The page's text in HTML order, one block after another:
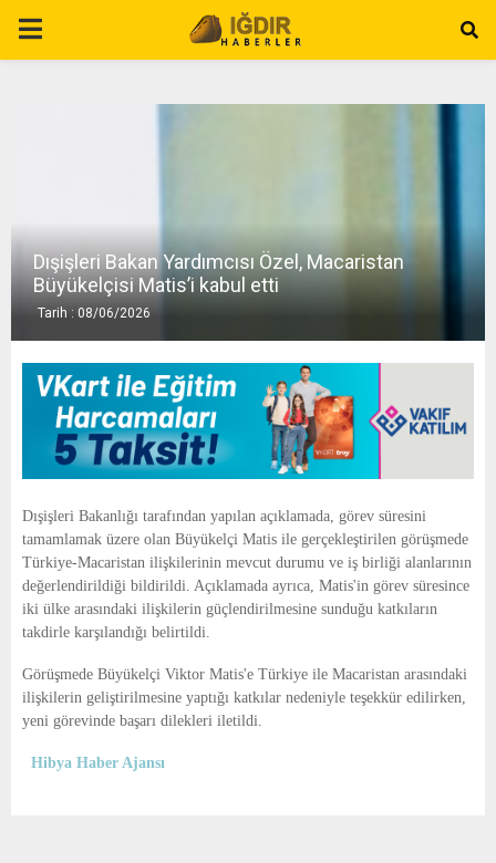
P
A
E
N
U
Dışişleri Bakan Yardımcısı Özel, Macaristan
Büyükelçisi Matis’i kabul etti
Tarih : 08/06/2026
Dışişleri Bakanlığı tarafından yapılan açıklamada, görev süresini
tamamlamak üzere olan Büyükelçi Matis ile gerçekleştirilen görüşmede
Türkiye-Macaristan ilişkilerinin mevcut durumu ve iş birliği alanlarının
değerlendirildiği bildirildi. Açıklamada ayrıca, Matis'in görev süresince
iki ülke arasındaki ilişkilerin güçlendirilmesine sunduğu katkıların
takdirle karşılandığı belirtildi.
Görüşmede Büyükelçi Viktor Matis'e Türkiye ile Macaristan arasındaki
ilişkilerin geliştirilmesine yaptığı katkılar nedeniyle teşekkür edilirken,
yeni görevinde başarı dilekleri iletildi.
Hibya Haber Ajansı